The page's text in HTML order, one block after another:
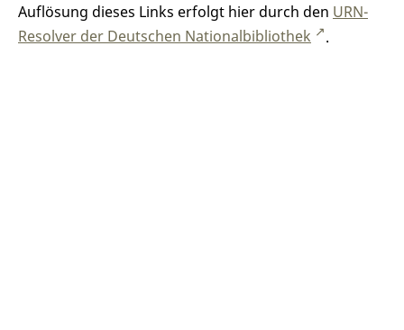
Auflösung dieses Links erfolgt hier durch den URN-
Resolver der Deutschen Nationalbibliothek
.